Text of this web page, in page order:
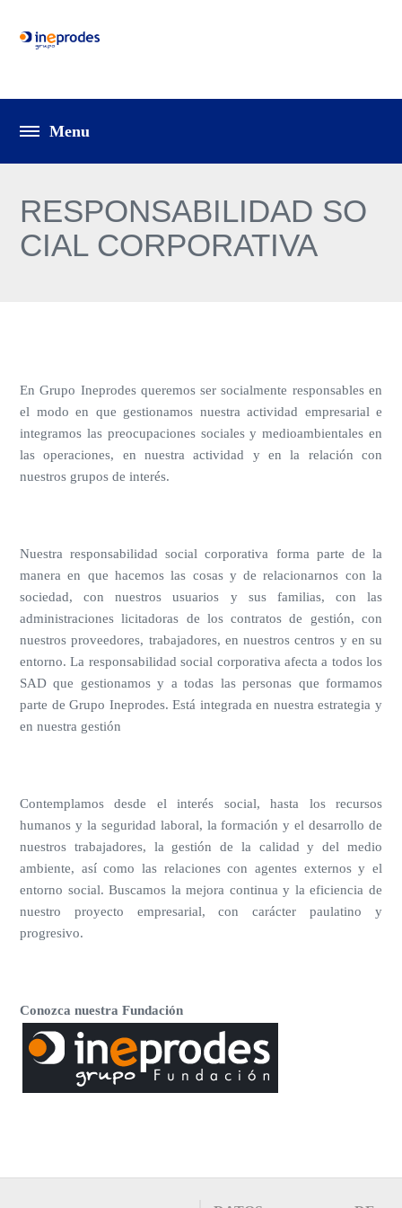
RESPONSABILIDAD SO
CIAL CORPORATIVA
En Grupo Ineprodes queremos ser socialmente responsables en
el modo en que gestionamos nuestra actividad empresarial e
integramos las preocupaciones sociales y medioambientales en
las operaciones, en nuestra actividad y en la relación con
nuestros grupos de interés.
Nuestra responsabilidad social corporativa forma parte de la
manera en que hacemos las cosas y de relacionarnos con la
sociedad, con nuestros usuarios y sus familias, con las
administraciones licitadoras de los contratos de gestión, con
nuestros proveedores, trabajadores, en nuestros centros y en su
entorno. La responsabilidad social corporativa afecta a todos los
SAD que gestionamos y a todas las personas que formamos
parte de Grupo Ineprodes. Está integrada en nuestra estrategia y
en nuestra gestión
Contemplamos desde el interés social, hasta los recursos
humanos y la seguridad laboral, la formación y el desarrollo de
nuestros trabajadores, la gestión de la calidad y del medio
ambiente, así como las relaciones con agentes externos y el
entorno social. Buscamos la mejora continua y la eficiencia de
nuestro proyecto empresarial, con carácter paulatino y
progresivo.
Conozca nuestra Fundación